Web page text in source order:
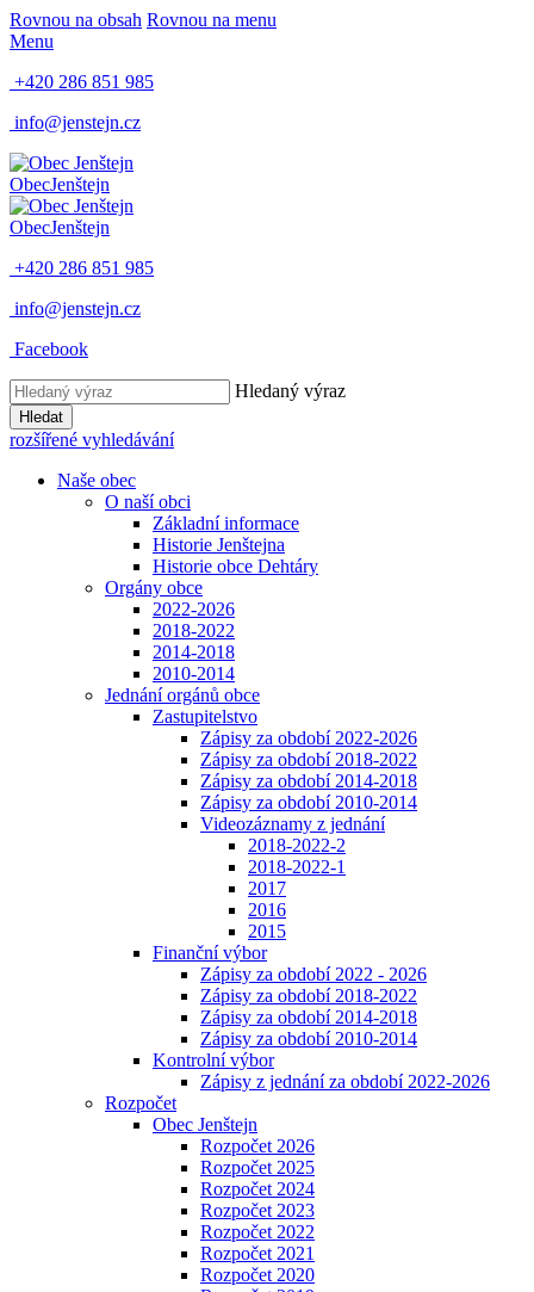
Rovnou na obsah Rovnou na menu
Menu
+420 286 851 985
info@jenstejn.cz
ObecJenštejn
ObecJenštejn
+420 286 851 985
info@jenstejn.cz
Facebook
Hledaný výraz
Hledat
rozšířené vyhledávání
Naše obec
O naší obci
Základní informace
Historie Jenštejna
Historie obce Dehtáry
Orgány obce
2022-2026
2018-2022
2014-2018
2010-2014
Jednání orgánů obce
Zastupitelstvo
Zápisy za období 2022-2026
Zápisy za období 2018-2022
Zápisy za období 2014-2018
Zápisy za období 2010-2014
Videozáznamy z jednání
2018-2022-2
2018-2022-1
2017
2016
2015
Finanční výbor
Zápisy za období 2022 - 2026
Zápisy za období 2018-2022
Zápisy za období 2014-2018
Zápisy za období 2010-2014
Kontrolní výbor
Zápisy z jednání za období 2022-2026
Rozpočet
Obec Jenštejn
Rozpočet 2026
Rozpočet 2025
Rozpočet 2024
Rozpočet 2023
Rozpočet 2022
Rozpočet 2021
Rozpočet 2020